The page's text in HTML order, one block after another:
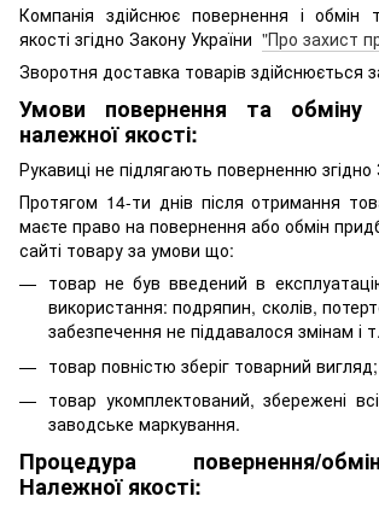
Компанія здійснює повернення і обмін
якості згідно Закону України "Про захист
Зворотня доставка товарів здійснюється
Умови повернення та обміну
належної якості:
Рукавиці не підлягають поверненню згідно
Протягом 14-ти днів після отримання
маєте право на повернення або обмін
сайті товару за умови що:
товар не був введений в
використання: подряпин, сколів,
забезпечення не піддавалося змінам і
товар повністю зберіг товарний вигляд;
товар укомплектований, збережені
заводське маркування.
Процедура повернення/
Належної якості: